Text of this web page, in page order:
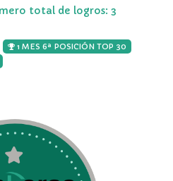
total de logros: 3
1 MES 6ª POSICIÓN TOP 30